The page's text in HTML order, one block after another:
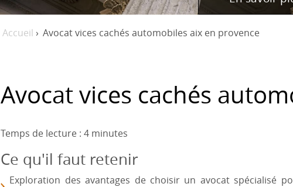
Accueil › Avocat vices cachés automobiles aix en provence
Avocat vices cachés
Temps de lecture : 4 minutes
Ce qu'il faut retenir
Exploration des avantages de choisir un avocat spécialisé